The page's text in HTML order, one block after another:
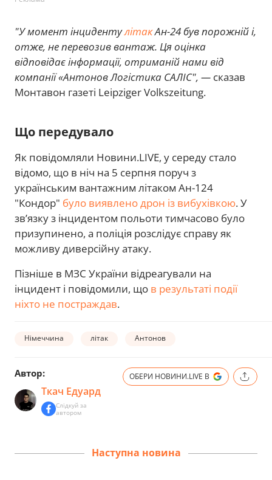
"У момент інцидентулітакАн-24 був порожній і,
отже, не перевозив вантаж. Ця оцінка
відповідає інформації, отриманій нами від
компанії «Антонов Логістика САЛІС", — сказав
Монтавон газеті Leipziger Volkszeitung.
Що передувало
Як повідомляли Новини.LIVE, у середу стало
відомо, що в ніч на 5 серпня поруч з
українським вантажним літаком Ан-124
"Кондор" було виявлено дрон із вибухівкою. У
зв’язку з інцидентом польоти тимчасово було
призупинено, а поліція розслідує справу як
можливу диверсійну атаку.
Пізніше в МЗС України відреагували на
інцидент і повідомили, що в результаті події
ніхто не постраждав.
Німеччина літак Антонов
Автор:
Ткач Едуард
Слідкуй за
автором
ОБЕРИ НОВИНИ.LIVE В
Наступна новина